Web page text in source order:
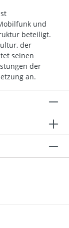
und
beteiligt.
der
seinen
der
an.